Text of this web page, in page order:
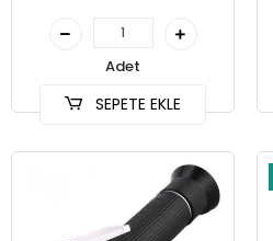
Adet
SEPETE EKLE